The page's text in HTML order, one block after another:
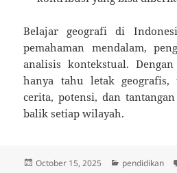
Belajar geografi di
pemahaman mendalam,
analisis kontekstual.
hanya tahu letak geografis,
cerita, potensi, dan
balik setiap wilayah.
Posted
October 15, 2025 Categories
pendidikan